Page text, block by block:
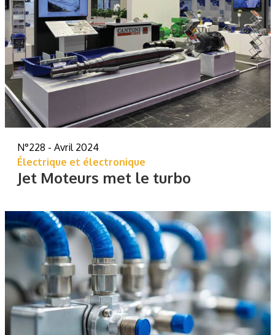
N°228 - Avril 2024
Électrique et électronique
Jet Moteurs met le turbo